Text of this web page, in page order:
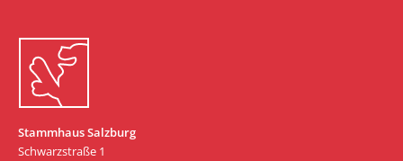
Stammhaus Salzburg
Schwarzstraße 1